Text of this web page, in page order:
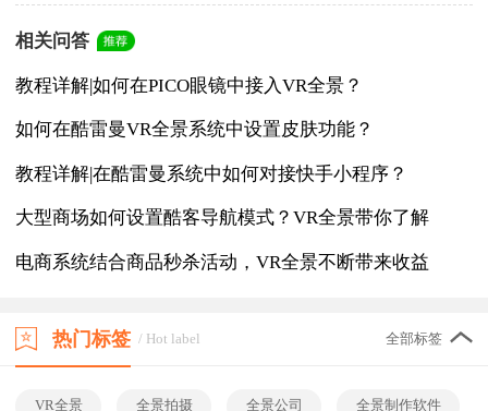
相关问答
教程详解|如何在PICO眼镜中接入VR全景？
如何在酷雷曼VR全景系统中设置皮肤功能？
教程详解|在酷雷曼系统中如何对接快手小程序？
大型商场如何设置酷客导航模式？VR全景带你了解
电商系统结合商品秒杀活动，VR全景不断带来收益
热门标签 / Hot label 全部标签
VR全景 全景拍摄 全景公司 全景制作软件